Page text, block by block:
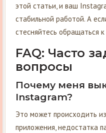
этой статьи, и ваш
стабильной работой. А
стесняйтесь обращаться
FAQ: Часто
вопросы
Почему меня
Instagram?
Это может происходить
приложения, недостатка